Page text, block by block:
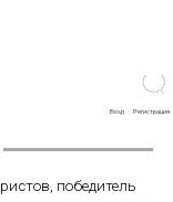
Вход Регистрация
победитель